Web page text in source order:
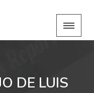
DE LUIS